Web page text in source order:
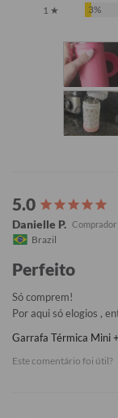
1 ★
3%
Danielle P.
Brazil
Perfeito
Só comprem!
Por aqui só elogios ,
Garrafa Térmica Mini
Este comentário foi útil?